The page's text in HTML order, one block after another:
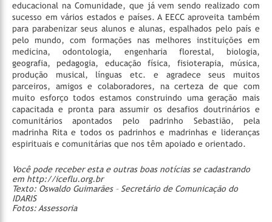
educacional na Comunidade, que já vem sendo realizado com
sucesso em vários estados e países. A EECC aproveita também
para parabenizar seus alunos e alunas, espalhados pelo país e
pelo mundo, com formações nas melhores instituições em
medicina, odontologia, engenharia florestal, biologia,
geografia, pedagogia, educação física, fisioterapia, música,
produção musical, línguas etc. e agradece seus muitos
parceiros, amigos e colaboradores, na certeza de que com
muito esforço todos estamos construindo uma geração mais
capacitada e pronta para assumir os desafios doutrinários e
comunitários apontados pelo padrinho Sebastião, pela
madrinha Rita e todos os padrinhos e madrinhas e lideranças
espirituais e comunitárias que nos têm apoiado e orientado.
Você pode receber esta e outras boas notícias se cadastrando
em http://iceflu.org.br
Texto: Oswaldo Guimarães – Secretário de Comunicação do
IDARIS
Fotos: Assessoria